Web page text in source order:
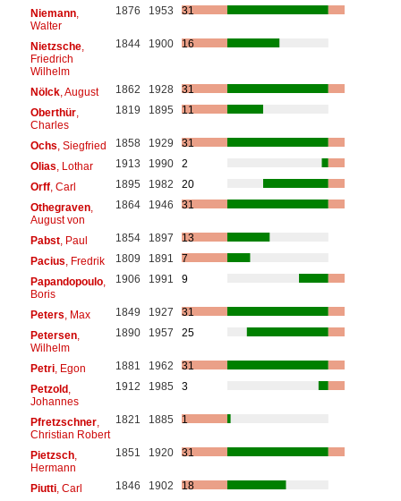
Niemann,
Walter
1876 1953 31
Nietzsche,
Friedrich
Wilhelm
1844 1900 16
Nölck, August 1862 1928
31
Oberthür,
Charles
1819 1895 11
Ochs , Siegfried 1858 1929
31
Olias , Lothar 1913 1990
2
Orff, Carl 1895 1982
20
Othegraven,
August von
1864 1946 31
Pabst, Paul 1854 1897
13
Pacius , Fredrik 1809 1891
7
Papandopoulo,
Boris
1906 1991 9
Peters , Max 1849 1927
31
Petersen,
Wilhelm
1890 1957 25
Petri, Egon 1881 1962
31
Petzold,
Johannes
1912 1985 3
Pfretzschner,
Christian Robert
1821 1885 1
Pietzsch,
Hermann
1851 1920 31
Piutti, Carl 1846 1902
18